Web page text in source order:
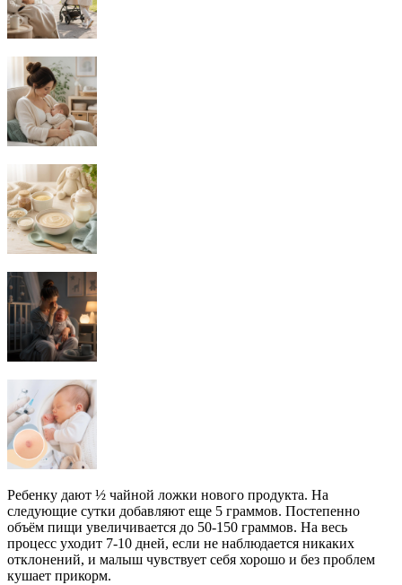
Ребенку дают ½ чайной ложки нового продукта. На
следующие сутки добавляют еще 5 граммов. Постепенно
объём пищи увеличивается до 50-150 граммов. На весь
процесс уходит 7-10 дней, если не наблюдается никаких
отклонений, и малыш чувствует себя хорошо и без проблем
кушает прикорм.